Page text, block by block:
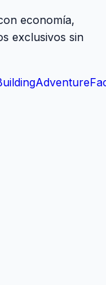
economía,
exclusivos sin
Adventure